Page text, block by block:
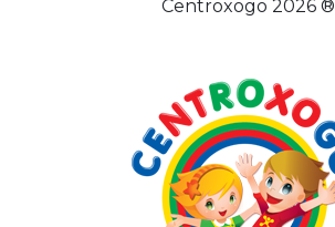
Centroxogo 2026 ®